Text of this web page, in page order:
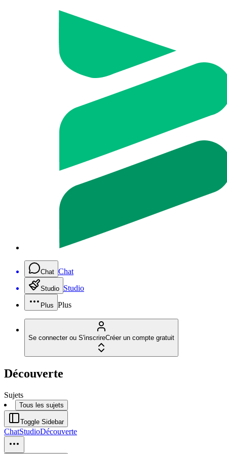
Chat Chat
Studio Studio
Plus Plus
Se connecter ou S'inscrireCréer un compte gratuit
Découverte
Sujets
Tous les sujets
Toggle Sidebar
ChatStudioDécouverte